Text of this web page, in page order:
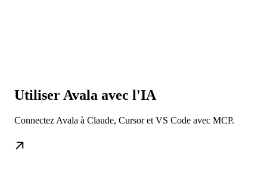
Utiliser Avala avec l'IA
Connectez Avala à Claude, Cursor et VS Code avec MCP.